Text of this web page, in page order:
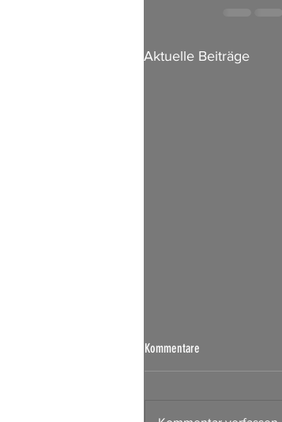
Aktuelle Beiträge
Kommentare